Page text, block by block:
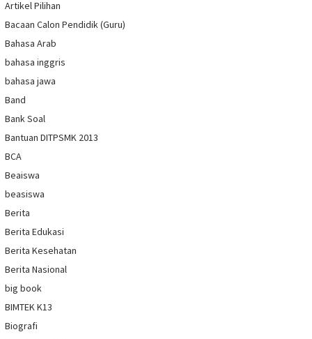
Artikel Pilihan
Bacaan Calon Pendidik (Guru)
Bahasa Arab
bahasa inggris
bahasa jawa
Band
Bank Soal
Bantuan DITPSMK 2013
BCA
Beaiswa
beasiswa
Berita
Berita Edukasi
Berita Kesehatan
Berita Nasional
big book
BIMTEK K13
Biografi